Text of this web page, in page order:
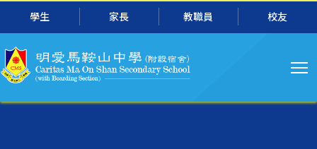
跳转到主要内容
學生 家長 教職員 校友
导
航